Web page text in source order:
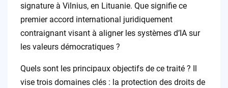
signature à Vilnius, en Lituanie. Que signifie ce
premier accord international juridiquement
contraignant visant à aligner les systèmes d’IA sur
les valeurs démocratiques ?
Quels sont les principaux objectifs de ce traité ? Il
vise trois domaines clés : la protection des droits de